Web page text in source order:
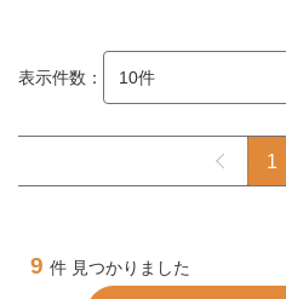
表示件数：
1
9 件 見つかりました